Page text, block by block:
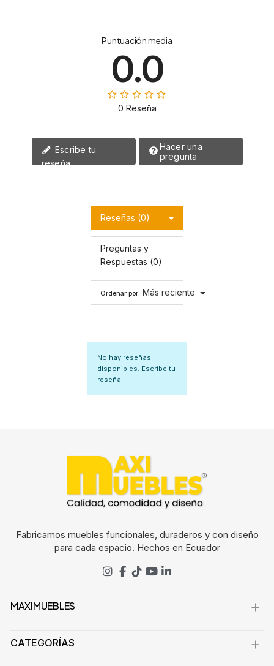
Puntuación media
0.0
0 Reseña
reseña
Hacer una
pregunta
Reseñas (0)
Preguntas y
Respuestas (0)
Ordenar por: Más reciente
No hay reseñas
disponibles. Escribe tu
reseña
Fabricamos muebles funcionales, duraderos y con diseño
para cada espacio. Hechos en Ecuador
MAXIMUEBLES
CATEGORÍAS